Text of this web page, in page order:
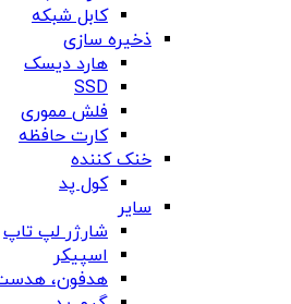
کابل شبکه
ذخیره سازی
هارد دیسک
SSD
فلش مموری
کارت حافظه
خنک کننده
کول پد
سایر
شارژر لپ تاپ
اسپیکر
هدفون،